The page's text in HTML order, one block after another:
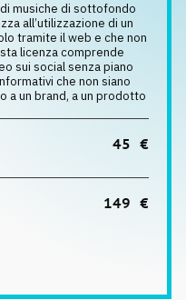
musiche di sottofondo
all’utilizzazione di un
tramite il web e che non
licenza comprende
sui social senza piano
che non siano
a un brand, a un prodotto
45 €
149 €